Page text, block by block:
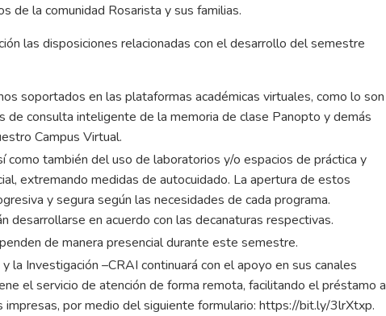
de la comunidad Rosarista y sus familias.
las disposiciones relacionadas con el desarrollo del semestre
soportados en las plataformas académicas virtuales, como lo son
de consulta inteligente de la memoria de clase Panopto y demás
Campus Virtual.
como también del uso de laboratorios y/o espacios de práctica y
extremando medidas de autocuidado. La apertura de estos
y segura según las necesidades de cada programa.
desarrollarse en acuerdo con las decanaturas respectivas.
de manera presencial durante este semestre.
la Investigación –CRAI continuará con el apoyo en sus canales
el servicio de atención de forma remota, facilitando el préstamo a
por medio del siguiente formulario: https://bit.ly/3lrXtxp.